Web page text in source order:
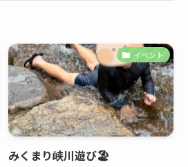
イベント
みくまり峡川遊び🏖️